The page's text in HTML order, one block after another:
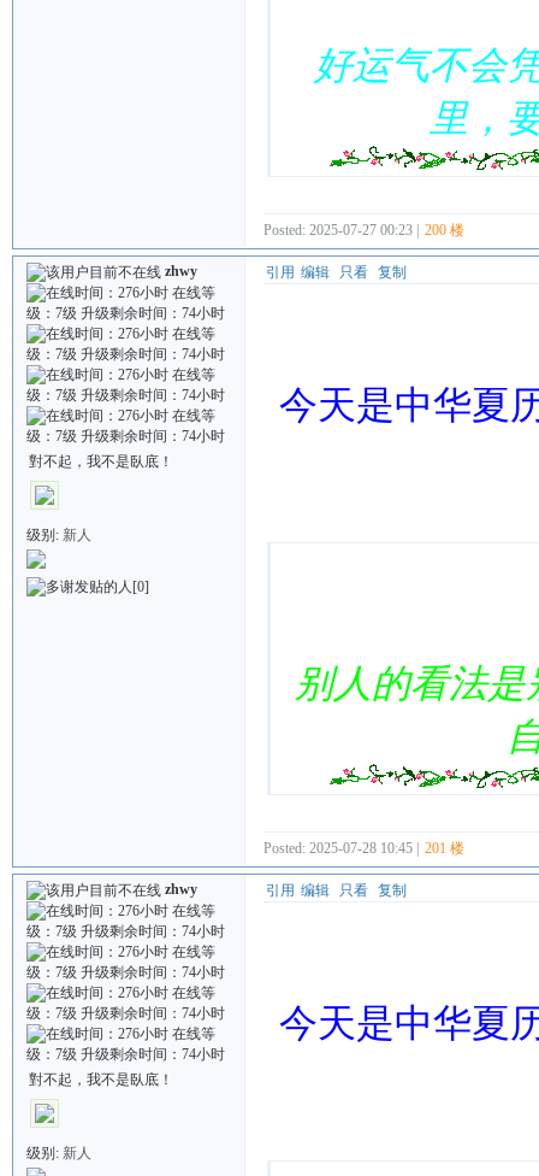
好运气不会
里，
Posted: 2025-07-27 00:23 | 200 楼
zhwy
對不起，我不是臥底！
级别: 新人
[0]
引用 编辑 只看 复制
今天是中华夏
别人的看法
Posted: 2025-07-28 10:45 | 201 楼
zhwy
對不起，我不是臥底！
级别: 新人
引用 编辑 只看 复制
今天是中华夏